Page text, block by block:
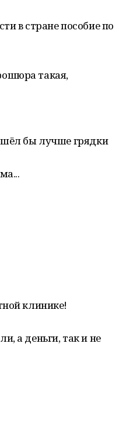
в стране пособие по
такая,
бы лучше грядки
клинике!
а деньги, так и не